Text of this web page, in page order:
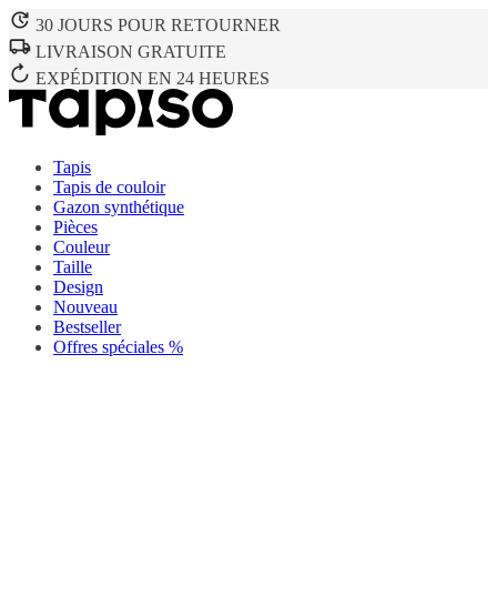
30 JOURS POUR RETOURNER
LIVRAISON GRATUITE
EXPÉDITION EN 24 HEURES
Tapis
Tapis de couloir
Gazon synthétique
Pièces
Couleur
Taille
Design
Nouveau
Bestseller
Offres spéciales %